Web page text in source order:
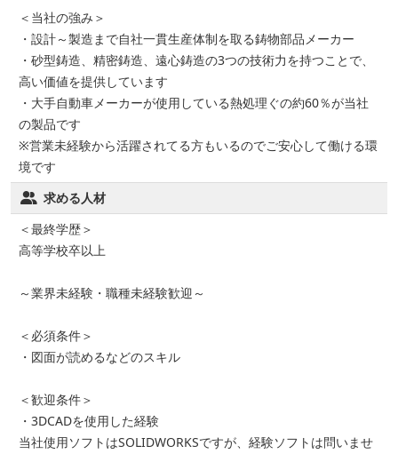
＜当社の強み＞
・設計～製造まで自社一貫生産体制を取る鋳物部品メーカー
・砂型鋳造、精密鋳造、遠心鋳造の3つの技術力を持つことで、
高い価値を提供しています
・大手自動車メーカーが使用している熱処理ぐの約60％が当社
の製品です
※営業未経験から活躍されてる方もいるのでご安心して働ける環
境です
求める人材
＜最終学歴＞
高等学校卒以上
～業界未経験・職種未経験歓迎～
＜必須条件＞
・図面が読めるなどのスキル
＜歓迎条件＞
・3DCADを使用した経験
当社使用ソフトはSOLIDWORKSですが、経験ソフトは問いませ